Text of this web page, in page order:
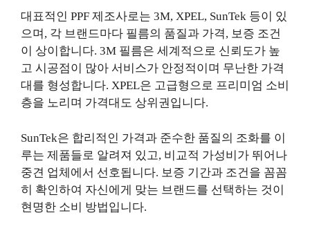
대표적인 PPF 제조사로는 3M, XPEL, SunTek 등이 있
으며, 각 브랜드마다 필름의 품질과 가격, 보증 조건
이 상이합니다. 3M 필름은 세계적으로 신뢰도가 높
고 시공점이 많아 서비스가 안정적이며 무난한 가격
대를 형성합니다. XPEL은 고급형으로 프리미엄 소비
층을 노리며 가격대도 상위권입니다.
SunTek은 합리적인 가격과 준수한 품질의 조화를 이
루는 제품들로 알려져 있고, 비교적 가성비가 뛰어나
중견 업체에서 선호됩니다. 보증 기간과 조건을 꼼꼼
히 확인하여 자신에게 맞는 브랜드를 선택하는 것이
현명한 소비 방법입니다.